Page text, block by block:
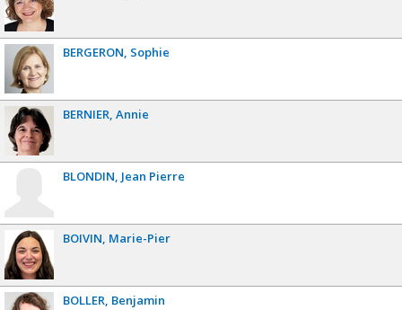
BERGERON Sophie
BERNIER Annie
BLONDIN Jean Pierre
BOIVIN Marie-Pier
BOLLER Benjamin